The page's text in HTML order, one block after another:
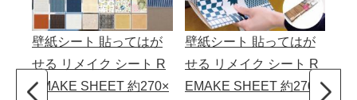
壁紙シート 貼ってはが
せる リメイク シート R
EMAKE SHEET 約270×
壁紙シート 貼ってはが
せる リメイク シート R
EMAKE SHEET 約270×